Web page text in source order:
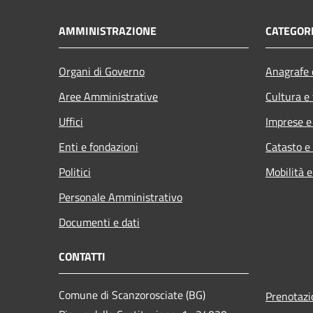
AMMINISTRAZIONE
Organi di Governo
Aree Amministrative
Uffici
Enti e fondazioni
Politici
Personale Amministrativo
Documenti e dati
Cultura
Imprese
Catasto
Mobilità
CONTATTI
Comune di Scanzorosciate (BG)